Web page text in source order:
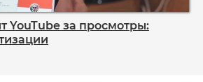
YouTube за просмотры: